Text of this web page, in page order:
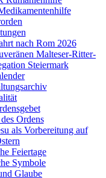
nach Rom 2026
Malteser-Ritter-
Steiermark
Ordens
als Vorbereitung auf
Feiertage
Symbole
Glaube